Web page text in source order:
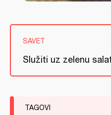
SAVET
Služiti uz zelenu
TAGOVI